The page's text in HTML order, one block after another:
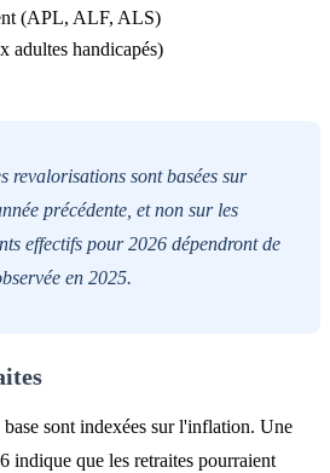
(APL, ALF, ALS)
handicapés)
revalorisations sont basées sur
précédente, et non sur les
effectifs pour 2026 dépendront de
en 2025.
sont indexées sur l'inflation. Une
indique que les retraites pourraient